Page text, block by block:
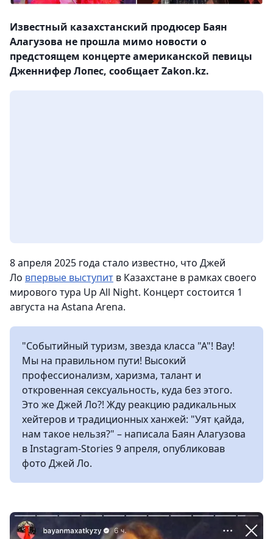
Известный казахстанский продюсер Баян
Алагузова не прошла мимо новости о
предстоящем концерте американской певицы
Дженнифер Лопес, сообщает Zakon.kz.
8 апреля 2025 года стало известно, что Джей
Ло впервые выступит в Казахстане в рамках своего
мирового тура Up All Night. Концерт состоится 1
августа на Astana Arena.
"Событийный туризм, звезда класса "А"! Вау!
Мы на правильном пути! Высокий
профессионализм, харизма, талант и
откровенная сексуальность, куда без этого.
Это же Джей Ло?! Жду реакцию радикальных
хейтеров и традиционных ханжей: "Уят қайда,
нам такое нельзя?" – написала Баян Алагузова
в Instagram-Stories 9 апреля, опубликовав
фото Джей Ло.